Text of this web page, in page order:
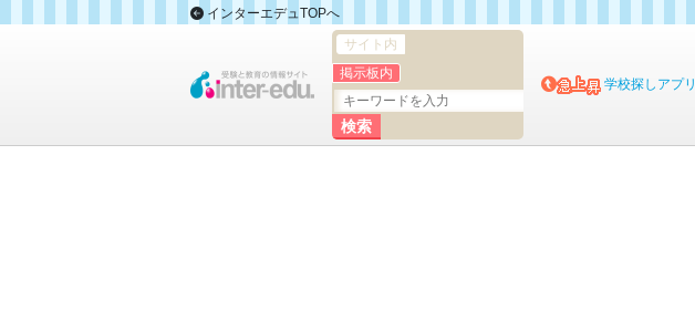
インターエデュTOPへ
サイト内
掲示板内
学校探しアプリ